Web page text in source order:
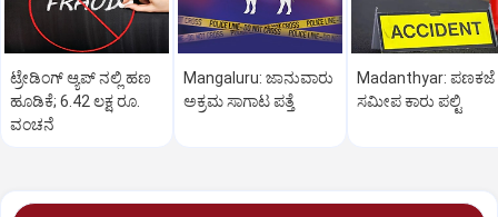
ಟ್ರೇಡಿಂಗ್ ಆ್ಯಪ್ ನಲ್ಲಿ ಹಣ
ಹೂಡಿಕೆ; 6.42 ಲಕ್ಷ ರೂ.
ವಂಚನೆ
Mangaluru: ಜಾನುವಾರು
ಅಕ್ರಮ ಸಾಗಾಟ ಪತ್ತೆ
Madanthyar: ಪಣಕಜೆ
ಸಮೀಪ ಕಾರು ಪಲ್ಟಿ